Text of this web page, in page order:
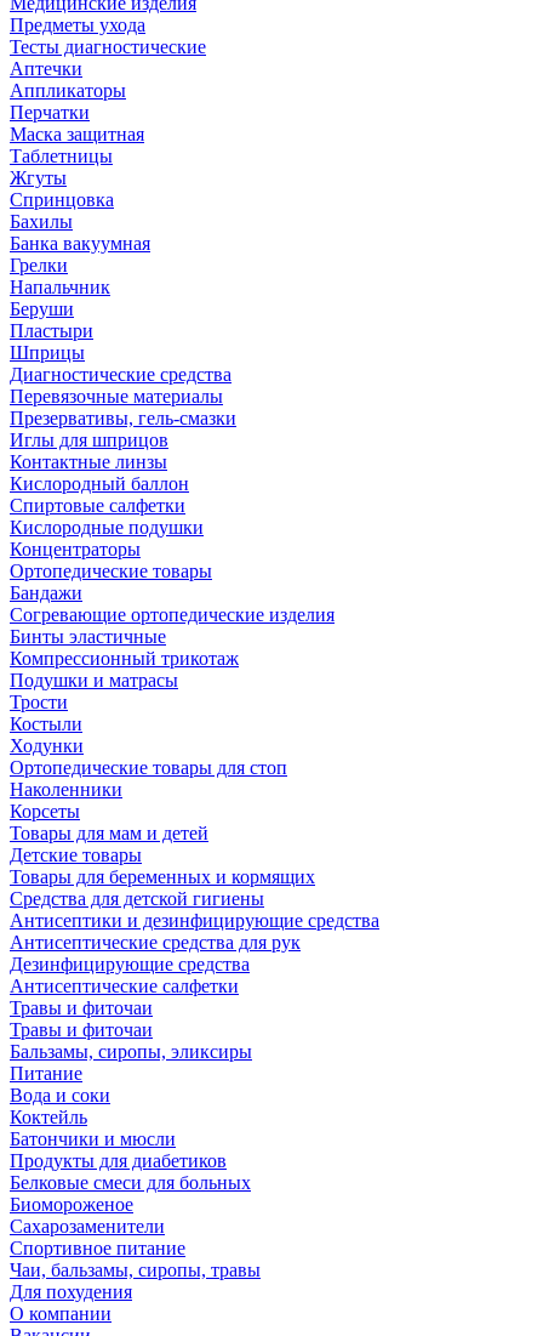
Предметы ухода
Тесты диагностические
Аптечки
Аппликаторы
Перчатки
Маска защитная
Таблетницы
Жгуты
Спринцовка
Бахилы
Банка вакуумная
Грелки
Напальчник
Беруши
Пластыри
Шприцы
Диагностические средства
Перевязочные материалы
Презервативы, гель-смазки
Иглы для шприцов
Контактные линзы
Кислородный баллон
Спиртовые салфетки
Кислородные подушки
Концентраторы
Ортопедические товары
Бандажи
Согревающие ортопедические изделия
Бинты эластичные
Компрессионный трикотаж
Подушки и матрасы
Трости
Костыли
Ходунки
Ортопедические товары для стоп
Наколенники
Корсеты
Товары для мам и детей
Детские товары
Товары для беременных и кормящих
Средства для детской гигиены
Антисептики и дезинфицирующие средства
Антисептические средства для рук
Дезинфицирующие средства
Антисептические салфетки
Травы и фиточаи
Травы и фиточаи
Бальзамы, сиропы, эликсиры
Питание
Вода и соки
Коктейль
Батончики и мюсли
Продукты для диабетиков
Белковые смеси для больных
Биомороженое
Сахарозаменители
Спортивное питание
Чаи, бальзамы, сиропы, травы
Для похудения
О компании